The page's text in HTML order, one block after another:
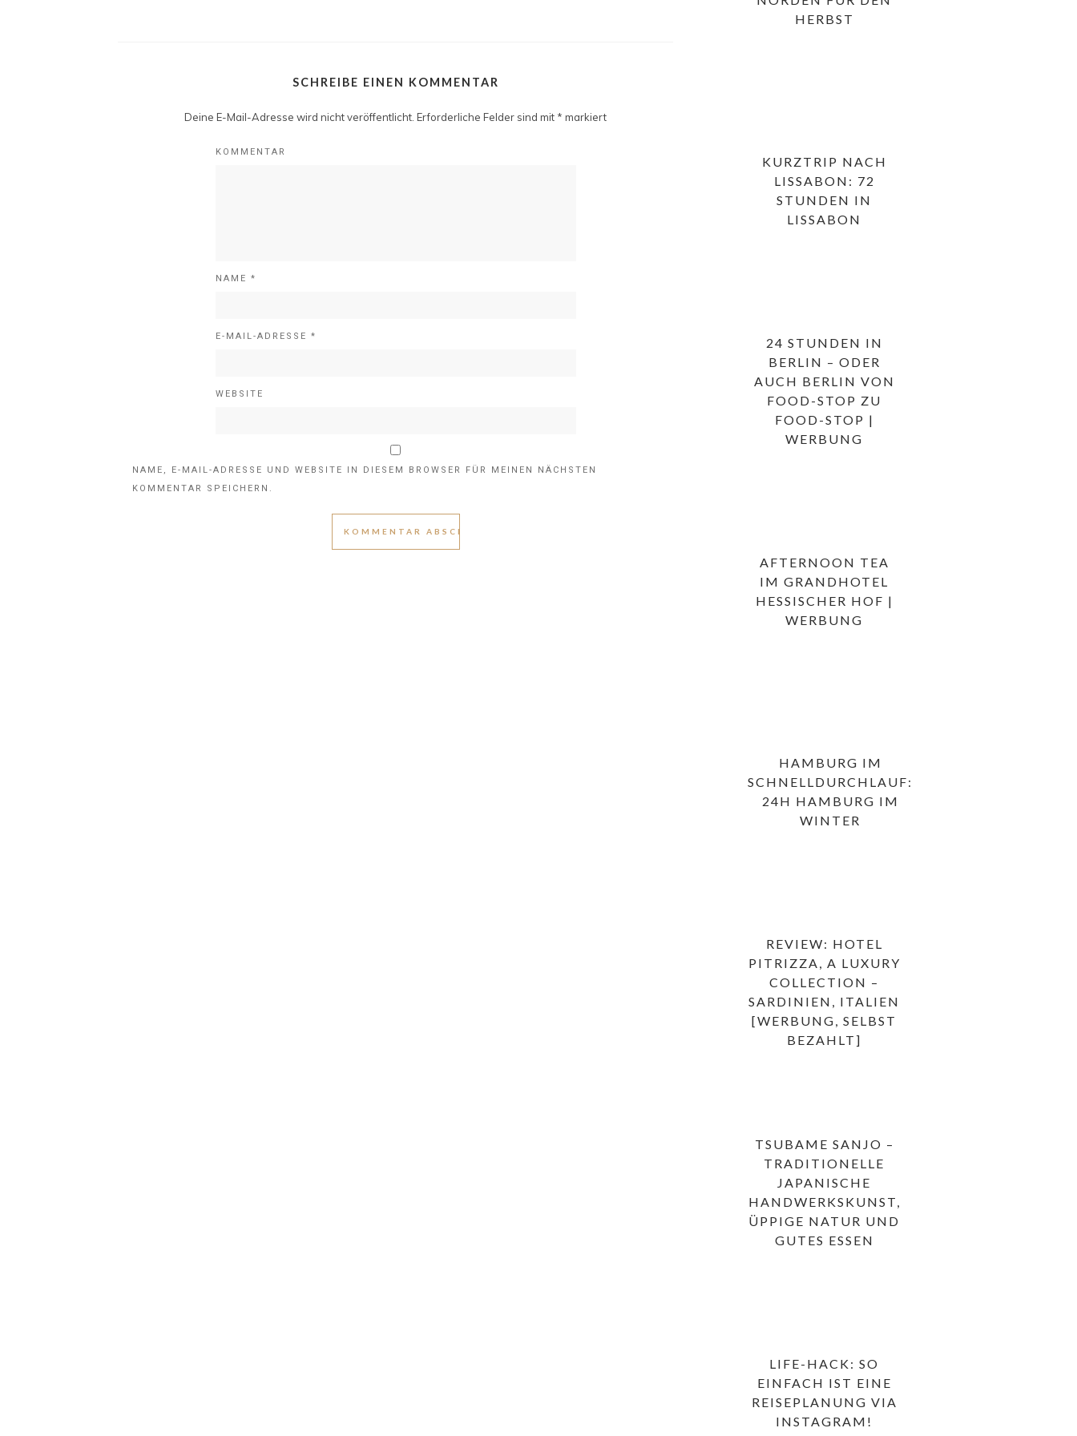
SCHREIBE EINEN KOMMENTAR
Deine E-Mail-Adresse wird nicht veröffentlicht. Erforderliche Felder sind mit * markiert
KOMMENTAR
NAME *
E-MAIL-ADRESSE *
WEBSITE
NAME, E-MAIL-ADRESSE UND WEBSITE IN DIESEM BROWSER FÜR MEINEN NÄCHSTEN
KOMMENTAR SPEICHERN.
HERBST
KURZTRIP NACH
LISSABON: 72
STUNDEN IN
LISSABON
24 STUNDEN IN
BERLIN – ODER
AUCH BERLIN VON
FOOD-STOP ZU
FOOD-STOP |
WERBUNG
AFTERNOON TEA
IM GRANDHOTEL
HESSISCHER HOF |
WERBUNG
HAMBURG IM
SCHNELLDURCHLAUF:
24H HAMBURG IM
WINTER
REVIEW: HOTEL
PITRIZZA, A LUXURY
COLLECTION –
SARDINIEN, ITALIEN
[WERBUNG, SELBST
BEZAHLT]
TSUBAME SANJO –
TRADITIONELLE
JAPANISCHE
HANDWERKSKUNST,
ÜPPIGE NATUR UND
GUTES ESSEN
LIFE-HACK: SO
EINFACH IST EINE
REISEPLANUNG VIA
INSTAGRAM!